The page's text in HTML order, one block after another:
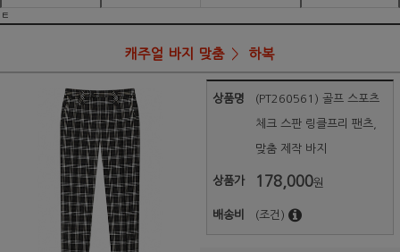
ㅌ
캐주얼 바지 맞춤 하복
상품명 (PT260561) 골프 스포츠
체크 스판 링클프리 팬츠,
맞춤 제작 바지
상품가 178,000원
배송비 (조건)